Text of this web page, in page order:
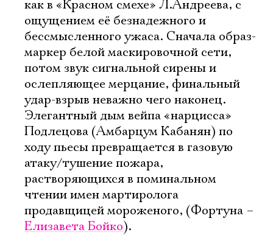
как в «Красном смехе» Л.Андреева, с
ощущением её безнадежного и
бессмысленного ужаса. Сначала образ-
маркер белой маскировочной сети,
потом звук сигнальной сирены и
ослепляющее мерцание, финальный
удар-взрыв неважно чего наконец.
Элегантный дым вейпа «нарцисса»
Подлецова (Амбарцум Кабанян) по
ходу пьесы превращается в газовую
атаку/тушение пожара,
растворяющихся в поминальном
чтении имен мартиролога
продавщицей мороженого, (Фортуна –
Елизавета Бойко).